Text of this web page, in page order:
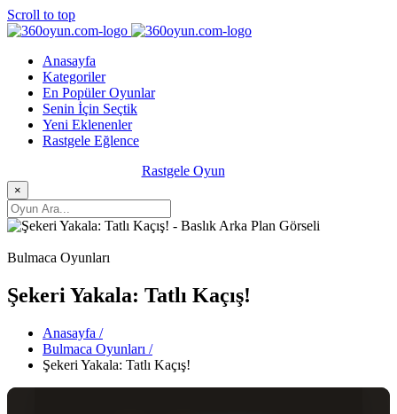
Scroll to top
Anasayfa
Kategoriler
En Popüler Oyunlar
Senin İçin Seçtik
Yeni Eklenenler
Rastgele Eğlence
Rastgele Oyun
×
Bulmaca Oyunları
Şekeri Yakala: Tatlı Kaçış!
Anasayfa /
Bulmaca Oyunları /
Şekeri Yakala: Tatlı Kaçış!